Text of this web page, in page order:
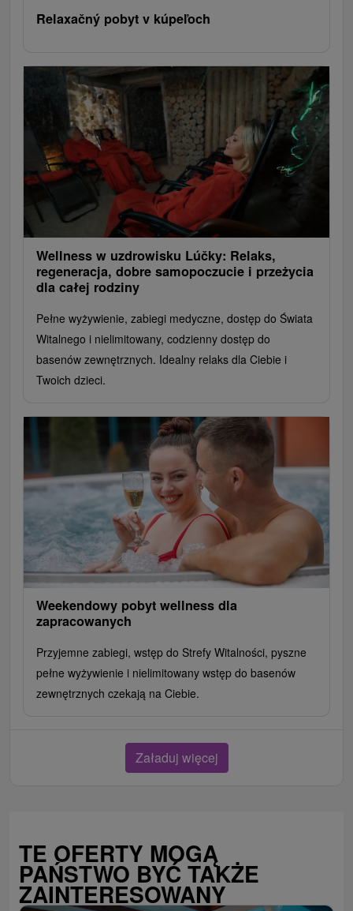
Relaxačný pobyt v kúpeľoch
Wellness w uzdrowisku Lúčky: Relaks,
regeneracja, dobre samopoczucie i przeżycia
dla całej rodziny
Pełne wyżywienie, zabiegi medyczne, dostęp do Świata
Witalnego i nielimitowany, codzienny dostęp do
basenów zewnętrznych. Idealny relaks dla Ciebie i
Twoich dzieci.
Weekendowy pobyt wellness dla
zapracowanych
Przyjemne zabiegi, wstęp do Strefy Witalności, pyszne
pełne wyżywienie i nielimitowany wstęp do basenów
zewnętrznych czekają na Ciebie.
Załaduj więcej
TE OFERTY MOGĄ
PAŃSTWO BYĆ TAKŻE
ZAINTERESOWANY